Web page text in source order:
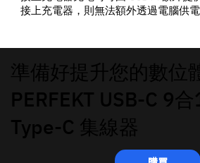
準備好提升您的數位
PERFEKT USB-C 9
Type-C 集線器
接上充電器，則無法額外透過電腦供